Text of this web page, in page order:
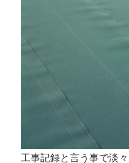
工事記録と言う事で淡